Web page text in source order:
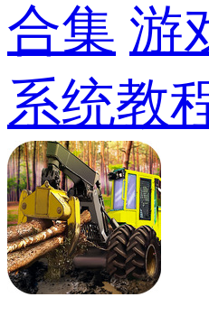
合集 游
系统教